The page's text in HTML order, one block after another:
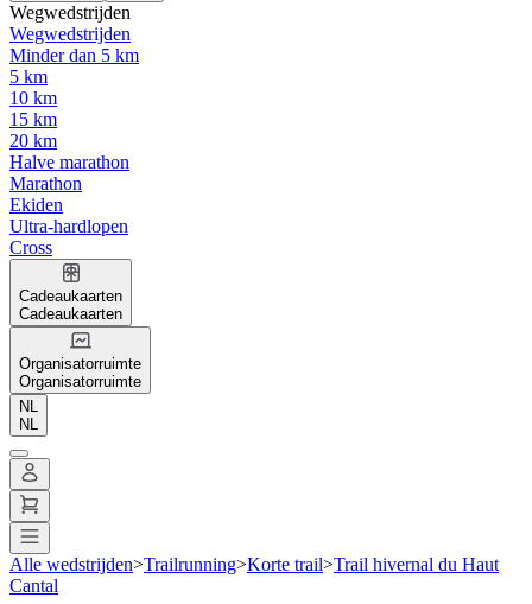
Wegwedstrijden
Wegwedstrijden
Minder dan 5 km
5 km
10 km
15 km
20 km
Halve marathon
Marathon
Ekiden
Ultra-hardlopen
Cross
Cadeaukaarten
Cadeaukaarten
Organisatorruimte
Organisatorruimte
NL
NL
Alle wedstrijden>Trailrunning>Korte trail>Trail hivernal du Haut
Cantal